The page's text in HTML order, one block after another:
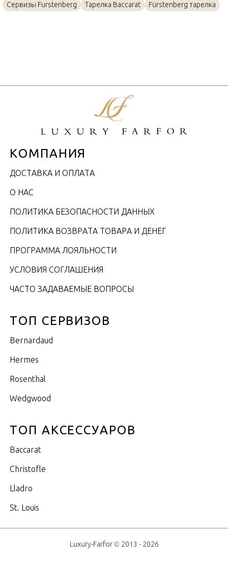
Материал
Фарфор
Сервизы Furstenberg Тарелка Baccarat Fürstenberg тарелка
КОМПАНИЯ
ДОСТАВКА И ОПЛАТА
О НАС
ПОЛИТИКА БЕЗОПАСНОСТИ ДАННЫХ
ПОЛИТИКА ВОЗВРАТА ТОВАРА И ДЕНЕГ
ПРОГРАММА ЛОЯЛЬНОСТИ
УСЛОВИЯ СОГЛАШЕНИЯ
ЧАСТО ЗАДАВАЕМЫЕ ВОПРОСЫ
ТОП СЕРВИЗОВ
Bernardaud
Hermes
Rosenthal
Wedgwood
ТОП АКСЕССУАРОВ
Baccarat
Christofle
Lladro
St. Louis
Luxury-Farfor © 2013 - 2026